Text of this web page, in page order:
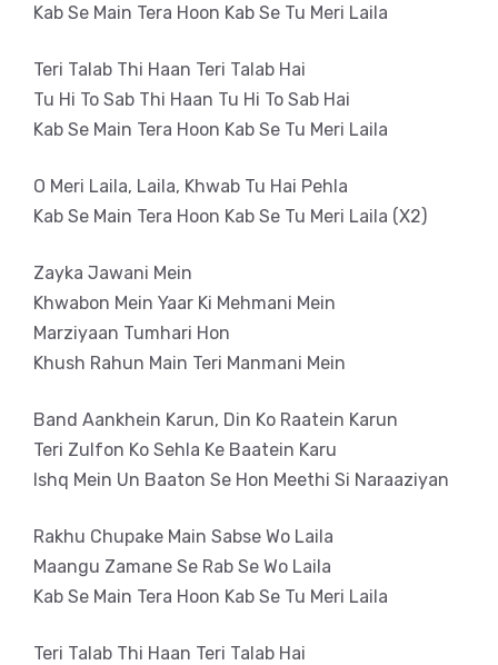
Kab Se Main Tera Hoon Kab Se Tu Meri Laila
Teri Talab Thi Haan Teri Talab Hai
Tu Hi To Sab Thi Haan Tu Hi To Sab Hai
Kab Se Main Tera Hoon Kab Se Tu Meri Laila
O Meri Laila, Laila, Khwab Tu Hai Pehla
Kab Se Main Tera Hoon Kab Se Tu Meri Laila (X2)
Zayka Jawani Mein
Khwabon Mein Yaar Ki Mehmani Mein
Marziyaan Tumhari Hon
Khush Rahun Main Teri Manmani Mein
Band Aankhein Karun, Din Ko Raatein Karun
Teri Zulfon Ko Sehla Ke Baatein Karu
Ishq Mein Un Baaton Se Hon Meethi Si Naraaziyan
Rakhu Chupake Main Sabse Wo Laila
Maangu Zamane Se Rab Se Wo Laila
Kab Se Main Tera Hoon Kab Se Tu Meri Laila
Teri Talab Thi Haan Teri Talab Hai